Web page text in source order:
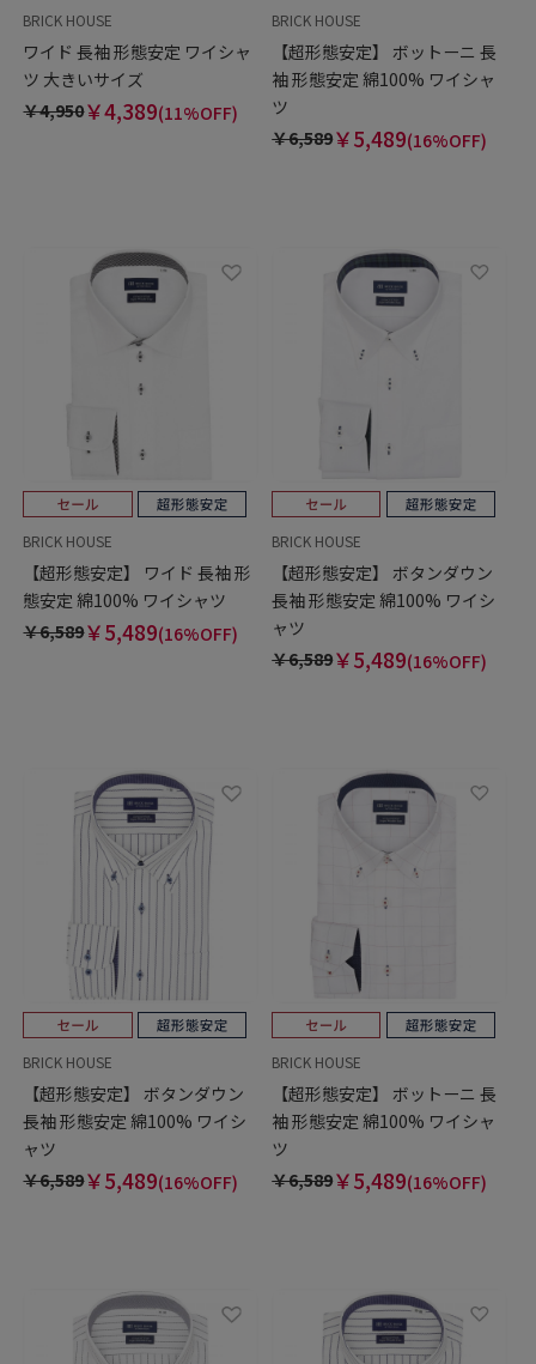
BRICK HOUSE
ワイド 長袖 形態安定 ワイシャ
ツ 大きいサイズ
￥4,950￥4,389(11%OFF)
BRICK HOUSE
【超形態安定】 ボットーニ 長
袖 形態安定 綿100% ワイシャ
ツ
￥6,589￥5,489(16%OFF)
BRICK HOUSE
【超形態安定】 ワイド 長袖 形
態安定 綿100% ワイシャツ
￥6,589￥5,489(16%OFF)
BRICK HOUSE
【超形態安定】 ボタンダウン
長袖 形態安定 綿100% ワイシ
ャツ
￥6,589￥5,489(16%OFF)
BRICK HOUSE
【超形態安定】 ボタンダウン
長袖 形態安定 綿100% ワイシ
ャツ
￥6,589￥5,489(16%OFF)
BRICK HOUSE
【超形態安定】 ボットーニ 長
袖 形態安定 綿100% ワイシャ
ツ
￥6,589￥5,489(16%OFF)